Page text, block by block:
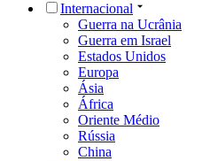
Internacional
Guerra na Ucrânia
Guerra em Israel
Estados Unidos
Europa
Ásia
África
Oriente Médio
Rússia
China